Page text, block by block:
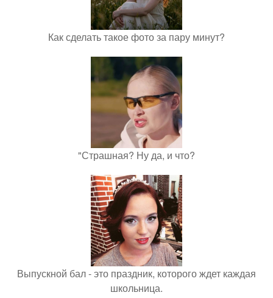
Как сделать такое фото за пару минут?
"Страшная? Ну да, и что?
Выпускной бал - это праздник, которого ждет каждая
школьница.